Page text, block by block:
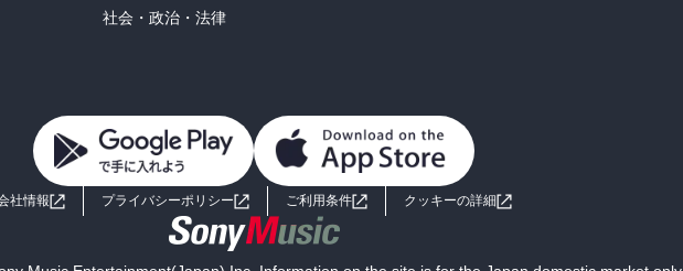
て読んでいて、違和感はないし、読みやすい。
しき人は悪しき倉より悪しき物を出す。
き路の傍らに落ちし種あり、踏みつけられ、又そらの鳥これを啄
潤沢なきによりて枯る。茨の中に落ちし種あり、茨も共に生え出で
でて百倍の実を結べり』
れたれど、他の者は譬にてせらる。彼らの見て見ず、聞きて悟らぬ
社会・政治・法律
社情報 プライバシーポリシー ご利用条件 クッキーの詳細